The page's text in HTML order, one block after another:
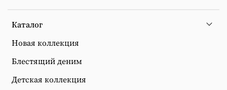
Каталог
Новая коллекция
Блестящий деним
Детская коллекция